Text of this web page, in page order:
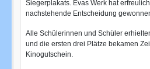
Siegerplakats. Evas Werk hat
nachstehende Entscheidung
Alle Schülerinnen und Schüler
und die ersten drei Plätze bekamen
Kinogutschein.